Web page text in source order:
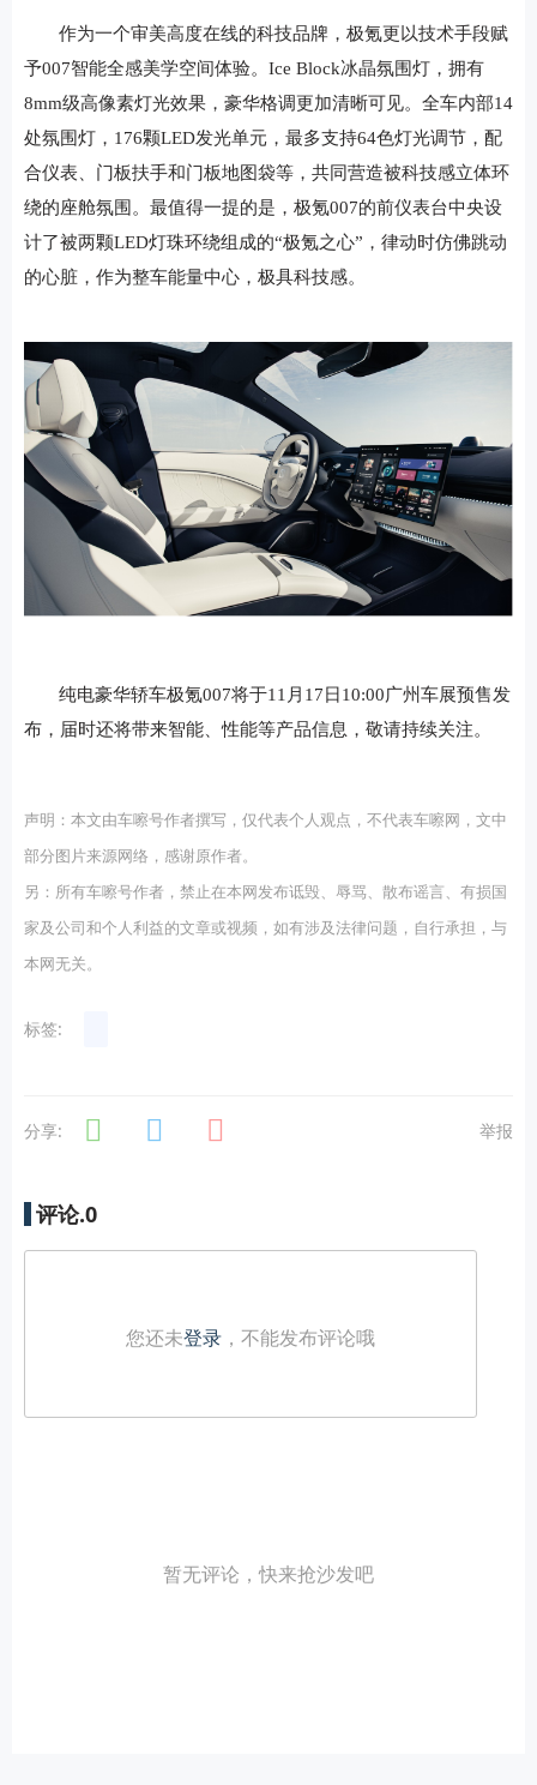
作为一个审美高度在线的科技品牌，极氪更以技术手段赋
予007智能全感美学空间体验。Ice Block冰晶氛围灯，拥有
8mm级高像素灯光效果，豪华格调更加清晰可见。全车内部14
处氛围灯，176颗LED发光单元，最多支持64色灯光调节，配
合仪表、门板扶手和门板地图袋等，共同营造被科技感立体环
绕的座舱氛围。最值得一提的是，极氪007的前仪表台中央设
计了被两颗LED灯珠环绕组成的“极氪之心”，律动时仿佛跳动
的心脏，作为整车能量中心，极具科技感。
纯电豪华轿车极氪007将于11月17日10:00广州车展预售发
布，届时还将带来智能、性能等产品信息，敬请持续关注。
声明：本文由车嚓号作者撰写，仅代表个人观点，不代表车嚓网，文中
部分图片来源网络，感谢原作者。
另：所有车嚓号作者，禁止在本网发布诋毁、辱骂、散布谣言、有损国
家及公司和个人利益的文章或视频，如有涉及法律问题，自行承担，与
本网无关。
标签:
分享: 举报
评论.0
您还未登录 ，不能发布评论哦
暂无评论，快来抢沙发吧